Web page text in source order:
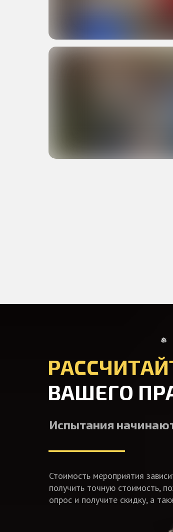
Испытания
Стоимость мероприятия
получить точную стоимость,
опрос и получите скидку, а
ВАШЕГО